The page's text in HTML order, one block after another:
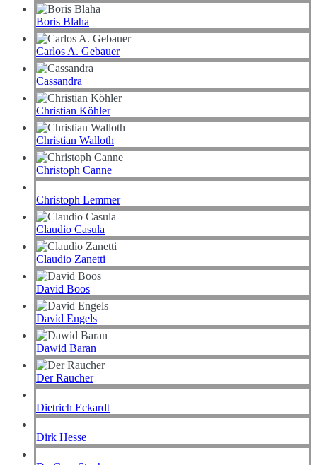
Boris Blaha
Carlos A. Gebauer
Cassandra
Christian Köhler
Christian Walloth
Christoph Canne
Christoph Lemmer
Claudio Casula
Claudio Zanetti
David Boos
David Engels
Dawid Baran
Der Raucher
Dietrich Eckardt
Dirk Hesse